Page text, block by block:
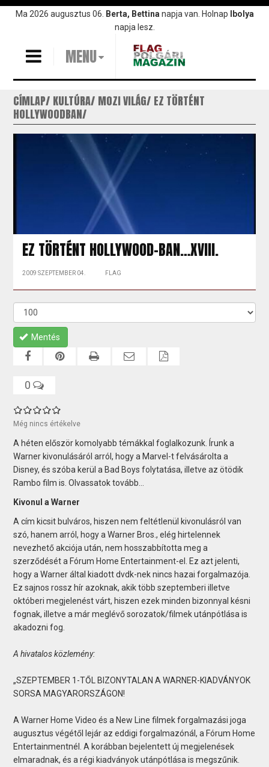
UgrásMa 2026 augusztus 06. Berta, Bettina napja van. Holnap
Ibolya
napja lesz.
MENU
CÍMLAP KULTÚRA MOZI VILÁG EZ TÖRTÉNT
HOLLYWOODBAN
EZ TÖRTÉNT HOLLYWOOD-BAN…XVIII.
2009 SZEPTEMBER 04. FLAG
Mentés
0
Még nincs értékelve
A héten először komolyabb témákkal foglalkozunk. Írunk a
Warner kivonulásáról arról, hogy a Marvel-t felvásárolta a
Disney, és szóba kerül a Bad Boys folytatása, illetve az ötödik
Rambo film is. Olvassatok tovább…
Kivonul a Warner
A cím kicsit bulváros, hiszen nem feltétlenül kivonulásról van
szó, hanem arról, hogy a Warner Bros., elég hirtelennek
nevezhető akciója után, nem hosszabbította meg a
szerződését a Fórum Home Entertainment-el. Ez azt jelenti,
hogy a Warner által kiadott dvdk-nek nincs hazai forgalmazója.
Ez sajnos rossz hír azoknak, akik több szeptemberi illetve
októberi megjelenést várt, hiszen ezek minden bizonnyal késni
fognak, illetve a már meglévő sorozatok/filmek utánpótlása is
akadozni fog.
A hivatalos közlemény:
„SZEPTEMBER 1-TŐL BIZONYTALAN A WARNER-KIADVÁNYOK
SORSA MAGYARORSZÁGON!
A Warner Home Video és a New Line filmek forgalmazási joga
augusztus végétől lejár az eddigi forgalmazónál, a Fórum Home
Entertainmentnél. A korábban bejelentett új megjelenések
elmaradnak, és a régi kiadványok utánpótlása is megszűnik.